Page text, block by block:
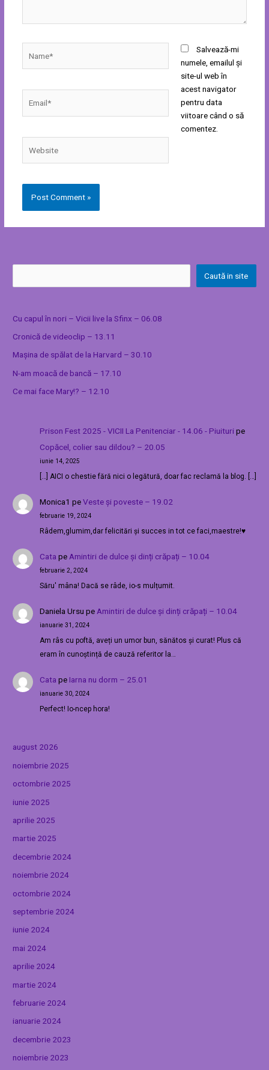
Salvează-mi
numele, emailul și
site-ul web în
acest navigator
pentru data
viitoare când o să
comentez.
Caută in site
Cu capul în nori – Vicii live la Sfinx – 06.08
Cronică de videoclip – 13.11
Mașina de spălat de la Harvard – 30.10
N-am moacă de bancă – 17.10
Ce mai face Mary!? – 12.10
Prison Fest 2025 - VICII La Penitenciar - 14.06 - Piuituripe
Copăcel, colier sau dildou? – 20.05
iunie 14, 2025
[…] AICI o chestie fără nici o legătură, doar fac reclamă la blog. […]
Monica1 peVeste și poveste – 19.02
februarie 19, 2024
Râdem,glumim,dar felicitări și succes in tot ce faci,maestre!♥️
Cata pe Amintiri de dulce și dinți crăpați – 10.04
februarie 2, 2024
Săru' mâna! Dacă se râde, io-s mulțumit.
Daniela Ursu pe Amintiri de dulce și dinți crăpați – 10.04
ianuarie 31, 2024
Am râs cu poftă, aveți un umor bun, sănătos și curat! Plus că
eram în cunoștință de cauză referitor la…
Cata pe Iarna nu dorm – 25.01
ianuarie 30, 2024
Perfect! Io-ncep hora!
august 2026
noiembrie 2025
octombrie 2025
iunie 2025
aprilie 2025
martie 2025
decembrie 2024
noiembrie 2024
octombrie 2024
septembrie 2024
iunie 2024
mai 2024
aprilie 2024
martie 2024
februarie 2024
ianuarie 2024
decembrie 2023
noiembrie 2023